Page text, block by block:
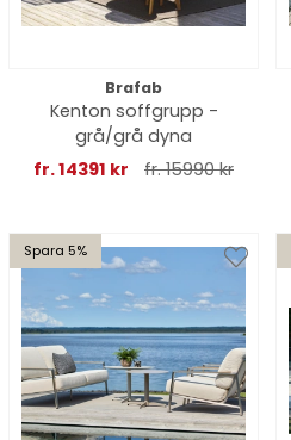
Brafab
Kenton soffgrupp -
grå/grå dyna
fr. 14391 kr
fr. 15990 kr
Spara 5%